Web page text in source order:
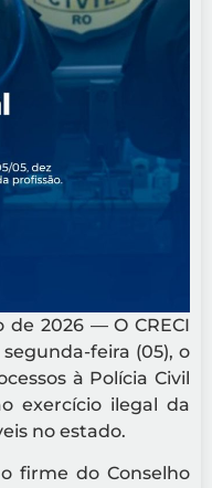
de 2026 — O CRECI
feira (05), o
à Polícia Civil
exercício ilegal da
no estado.
firme do Conselho